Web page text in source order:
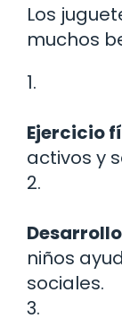
Los
muchos
1.
Ejercicio
activos y
2.
niños
sociales.
3.